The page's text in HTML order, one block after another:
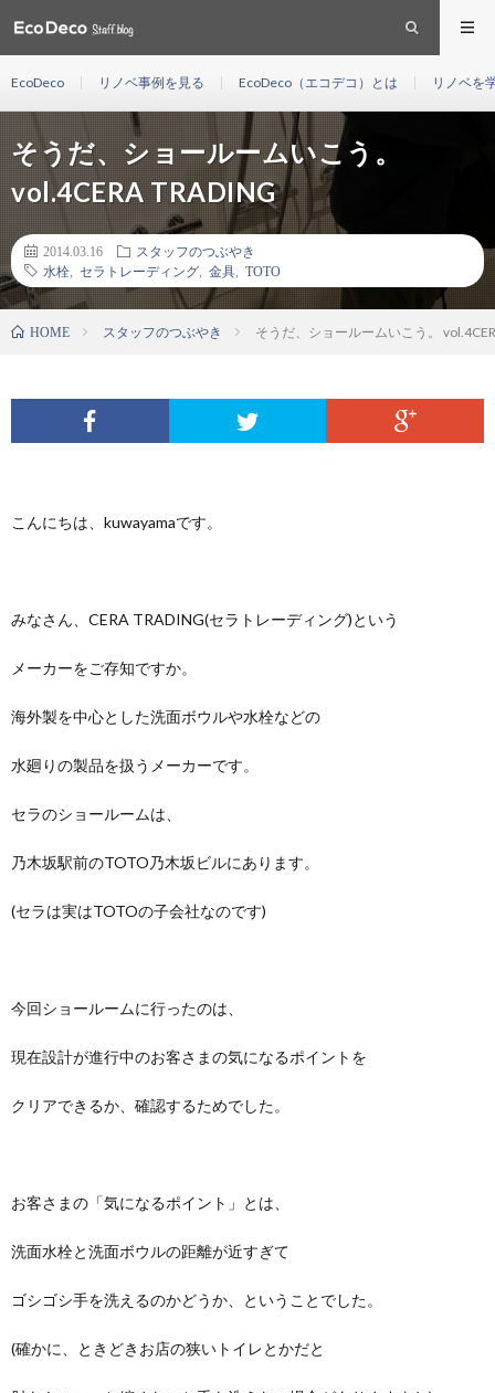
EcoDeco リノベ事例を見る EcoDeco（エコデコ）とは リノベを
そうだ、ショールームいこう。
vol.4CERA TRADING
2014.03.16
スタッフのつぶやき
水栓
セラトレーディング 金具 TOTO
HOME スタッフのつぶやき そうだ、ショールームいこう。
こんにちは、kuwayamaです。
みなさん、CERA TRADING(セラトレーディング)という
メーカーをご存知ですか。
海外製を中心とした洗面ボウルや水栓などの
水廻りの製品を扱うメーカーです。
セラのショールームは、
乃木坂駅前のTOTO乃木坂ビルにあります。
(セラは実はTOTOの子会社なのです)
今回ショールームに行ったのは、
現在設計が進行中のお客さまの気になるポイントを
クリアできるか、確認するためでした。
お客さまの「気になるポイント」とは、
洗面水栓と洗面ボウルの距離が近すぎて
ゴシゴシ手を洗えるのかどうか、ということでした。
(確かに、ときどきお店の狭いトイレとかだと